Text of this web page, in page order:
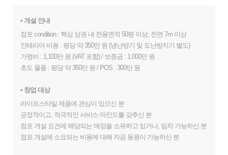
• 개설 안내
점포 condition : 핵심 상권 내 전용면적 50평 이상, 전면 7m 이상
인테리어 비용 : 평당 약 350만 원 (냉난방기 및 도난방지기 별도)
가맹비 : 1,100만 원 (VAT 포함) / 보증금 : 1,000만 원
초도 물품 : 평당 약 350만 원 / POS : 300만 원
• 창업 대상
라이프스타일 제품에 관심이 있으신 분
긍정적이고, 적극적인 서비스 마인드를 갖추신 분
점포 개설 요건에 해당되는 매장을 소유하고 있거나, 임차 가능하신 분
점포 개설에 소요되는 비용에 대해 자금 동원이 가능하신 분